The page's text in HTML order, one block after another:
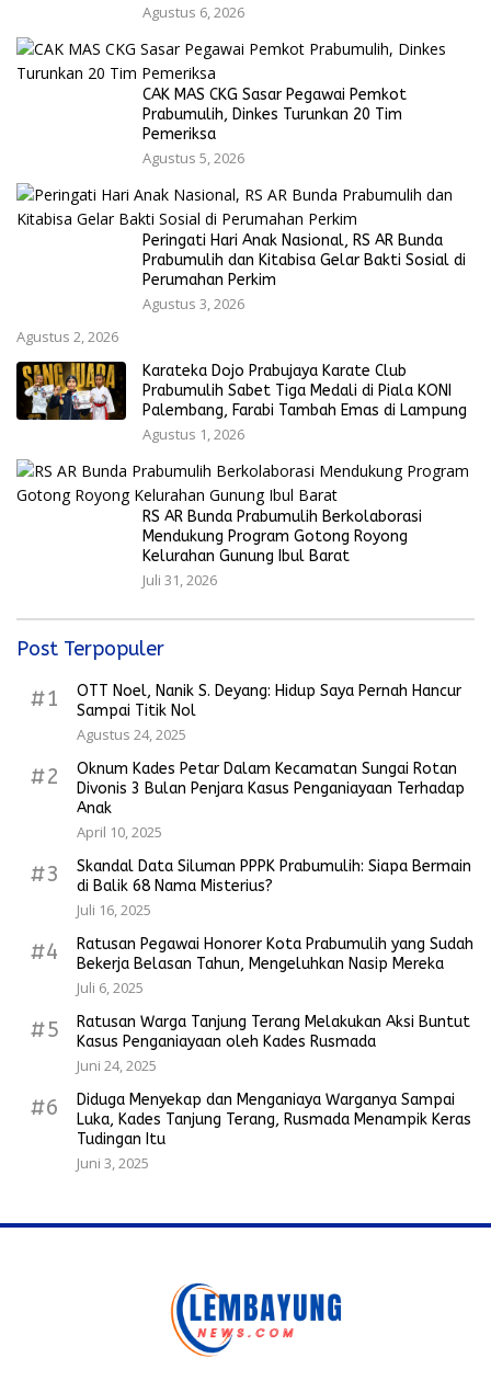
Agustus 6, 2026
CAK MAS CKG Sasar Pegawai Pemkot
Prabumulih, Dinkes Turunkan 20 Tim
Pemeriksa
Agustus 5, 2026
Peringati Hari Anak Nasional, RS AR Bunda
Prabumulih dan Kitabisa Gelar Bakti Sosial di
Perumahan Perkim
Agustus 3, 2026
Agustus 2, 2026
Karateka Dojo Prabujaya Karate Club
Prabumulih Sabet Tiga Medali di Piala KONI
Palembang, Farabi Tambah Emas di Lampung
Agustus 1, 2026
RS AR Bunda Prabumulih Berkolaborasi
Mendukung Program Gotong Royong
Kelurahan Gunung Ibul Barat
Juli 31, 2026
Post Terpopuler
#1
OTT Noel, Nanik S. Deyang: Hidup Saya Pernah Hancur
Sampai Titik Nol
Agustus 24, 2025
#2
Oknum Kades Petar Dalam Kecamatan Sungai Rotan
Divonis 3 Bulan Penjara Kasus Penganiayaan Terhadap
Anak
April 10, 2025
#3
Skandal Data Siluman PPPK Prabumulih: Siapa Bermain
di Balik 68 Nama Misterius?
Juli 16, 2025
#4
Ratusan Pegawai Honorer Kota Prabumulih yang Sudah
Bekerja Belasan Tahun, Mengeluhkan Nasip Mereka
Juli 6, 2025
#5
Ratusan Warga Tanjung Terang Melakukan Aksi Buntut
Kasus Penganiayaan oleh Kades Rusmada
Juni 24, 2025
#6
Diduga Menyekap dan Menganiaya Warganya Sampai
Luka, Kades Tanjung Terang, Rusmada Menampik Keras
Tudingan Itu
Juni 3, 2025